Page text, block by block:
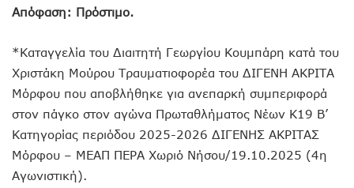
Απόφαση: Πρόστιμο.
*Καταγγελία του Διαιτητή Γεωργίου Κουμπάρη κατά του
Χριστάκη Μούρου Τραυματιοφορέα του ΔΙΓΕΝΗ ΑΚΡΙΤΑ
Μόρφου που αποβλήθηκε για ανεπαρκή συμπεριφορά
στον πάγκο στον αγώνα Πρωταθλήματος Νέων Κ19 Β’
Κατηγορίας περιόδου 2025-2026 ΔΙΓΕΝΗΣ ΑΚΡΙΤΑΣ
Μόρφου – ΜΕΑΠ ΠΕΡΑ Χωριό Νήσου/19.10.2025 (4η
Αγωνιστική).